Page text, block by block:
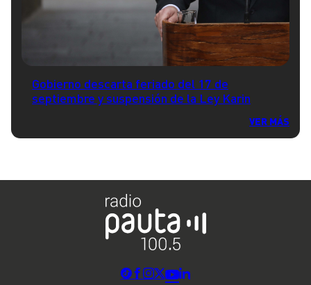
Gobierno descarta feriado del 17 de
septiembre y suspensión de la Ley Karin
VER MÁS